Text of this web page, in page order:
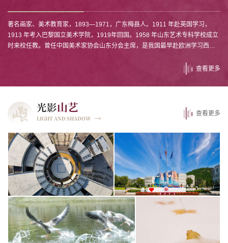
著名画家、美术教育家，1893—1971，广东梅县人。1911 年赴英国学习，
1913 年考入巴黎国立美术学院，1919年回国。1958 年山东艺术专科学校成立
时来校任教。曾任中国美术家协会山东分会主席，是我国最早赴欧洲学习西洋
查看更多
光影山艺
LIGHT AND SHADOW
查看更多